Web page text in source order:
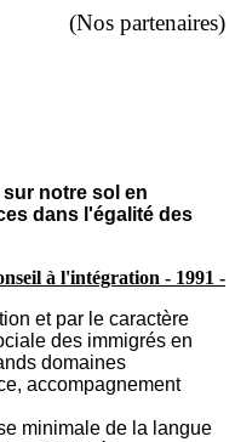
(Nos partenaires)
notre sol en
dans l'égalité des
à l'intégration - 1991 -
et par le caractère
des immigrés en
domaines
accompagnement
minimale de la langue